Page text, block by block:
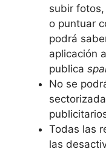
subir
o puntuar
podrá
aplicación
publica
No se
Todas las
las